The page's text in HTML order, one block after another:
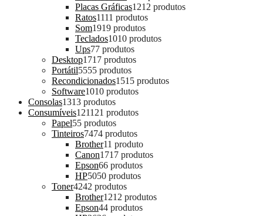
Placas Gráficas1212 produtos
Ratos1111 produtos
Som1919 produtos
Teclados1010 produtos
Ups77 produtos
Desktop1717 produtos
Portátil5555 produtos
Recondicionados1515 produtos
Software1010 produtos
Consolas1313 produtos
Consumíveis121121 produtos
Papel55 produtos
Tinteiros7474 produtos
Brother11 produto
Canon1717 produtos
Epson66 produtos
HP5050 produtos
Toner4242 produtos
Brother1212 produtos
Epson44 produtos